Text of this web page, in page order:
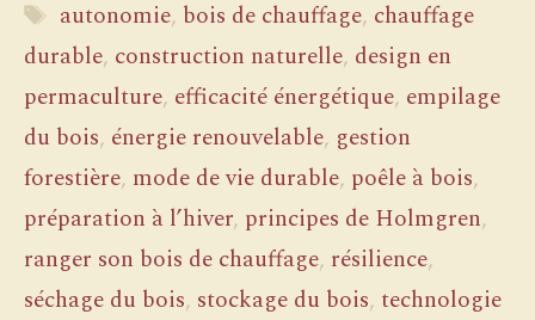
Étiquettes
autonomie, bois de chauffage, chauffage
durable, construction naturelle, design en
permaculture, efficacité énergétique, empilage
du bois, énergie renouvelable, gestion
forestière, mode de vie durable, poêle à bois,
préparation à l’hiver, principes de Holmgren,
ranger son bois de chauffage, résilience,
séchage du bois, stockage du bois, technologie